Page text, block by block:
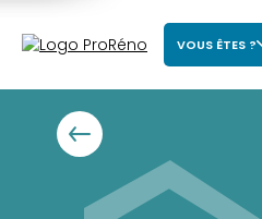
VOUS ÊTES ?